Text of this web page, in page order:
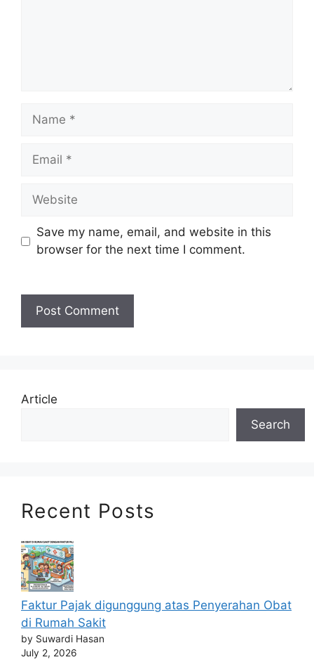
Name
Email
Website
Save my name, email, and website in this
browser for the next time I comment.
Article
Search
Recent Posts
Faktur Pajak digunggung atas Penyerahan Obat
di Rumah Sakit
by Suwardi Hasan
July 2, 2026